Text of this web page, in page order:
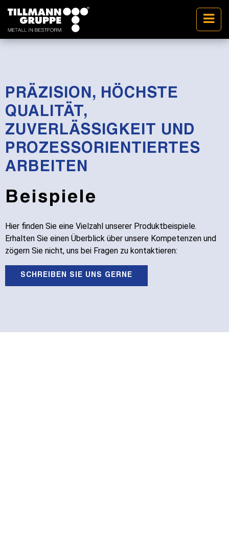
PRÄZISION, HÖCHSTE
QUALITÄT,
ZUVERLÄSSIGKEIT UND
PROZESSORIENTIERTES
ARBEITEN
Beispiele
Hier finden Sie eine Vielzahl unserer Produktbeispiele.
Erhalten Sie einen Überblick über unsere Kompetenzen und
zögern Sie nicht, uns bei Fragen zu kontaktieren:
SCHREIBEN SIE UNS GERNE